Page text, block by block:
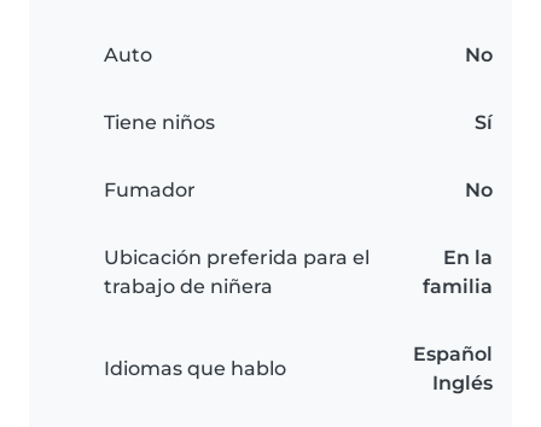
Auto No
Tiene niños Sí
Fumador No
Ubicación preferida para el
trabajo de niñera
En la
familia
Idiomas que hablo
Español
Inglés